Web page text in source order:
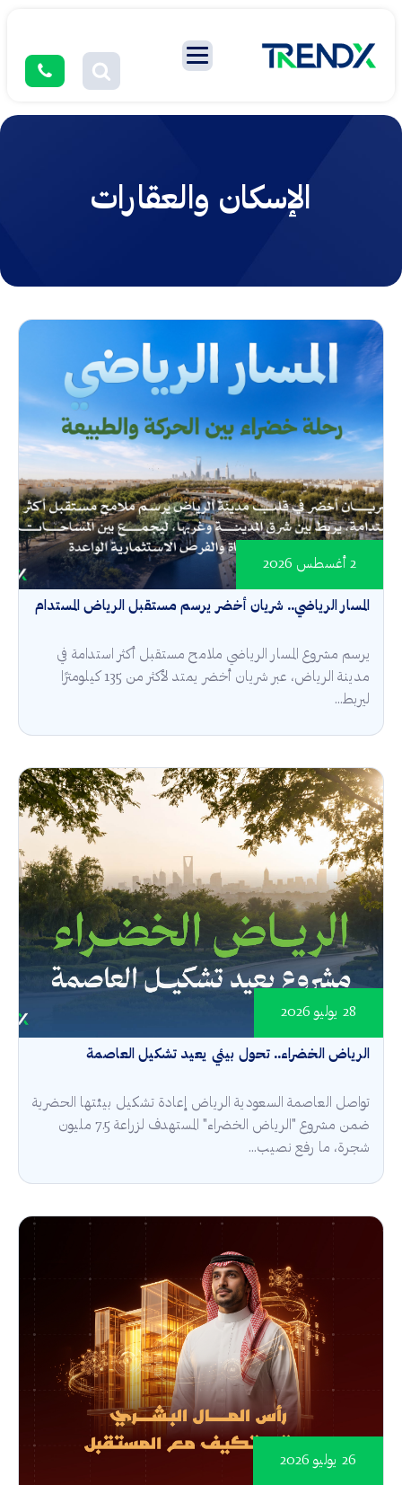
الإسكان والعقارات
المسار الرياضي.. شريان أخضر يرسم مستقبل الرياض المستدام
2 أغسطس 2026
يرسم مشروع المسار الرياضي ملامح مستقبل أكثر استدامة في
مدينة الرياض، عبر شريان أخضر يمتد لأكثر من 135 كيلومترًا
ليربط...
الرياض الخضراء.. تحول بيئي يعيد تشكيل العاصمة
28 يوليو 2026
تواصل العاصمة السعودية الرياض إعادة تشكيل بيئتها الحضرية
ضمن مشروع "الرياض الخضراء" المستهدف لزراعة 7.5 مليون
شجرة، ما رفع نصيب...
26 يوليو 2026